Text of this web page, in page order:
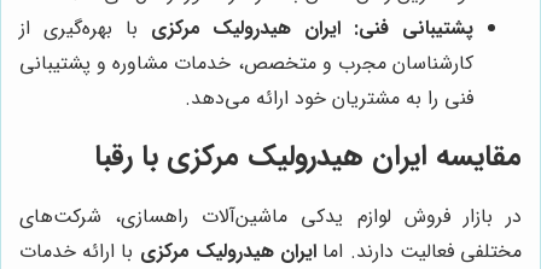
پشتیبانی فنی: ایران هیدرولیک مرکزی با بهره‌گیری از
کارشناسان مجرب و متخصص، خدمات مشاوره و پشتیبانی
فنی را به مشتریان خود ارائه می‌دهد.
مقایسه ایران هیدرولیک مرکزی با رقبا
در بازار فروش لوازم یدکی ماشین‌آلات راهسازی، شرکت‌های
مختلفی فعالیت دارند. اما ایران هیدرولیک مرکزی با ارائه خدمات